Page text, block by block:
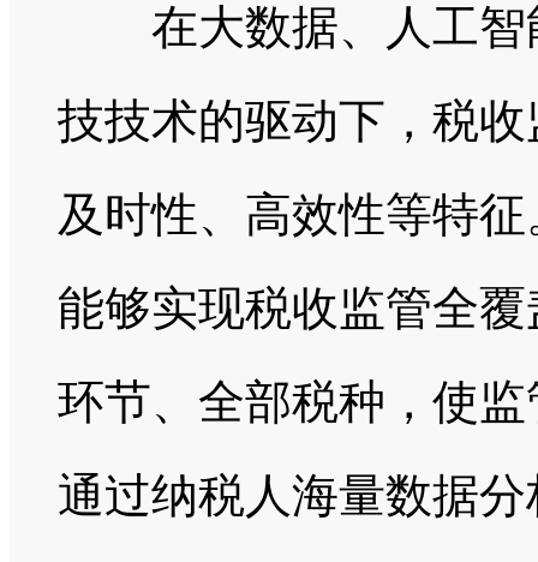
在大数据、人工智
技技术的驱动下，税
及时性、高效性等特
能够实现税收监管全
环节、全部税种，使
通过纳税人海量数据